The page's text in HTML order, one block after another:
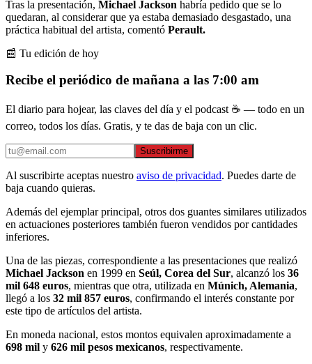
Tras la presentación, Michael Jackson habría pedido que se lo
quedaran, al considerar que ya estaba demasiado desgastado, una
práctica habitual del artista, comentó Perault.
📰 Tu edición de hoy
Recibe el periódico de mañana a las 7:00 am
El diario para hojear, las claves del día y el podcast ☕ — todo en un
correo, todos los días. Gratis, y te das de baja con un clic.
Suscribirme
Al suscribirte aceptas nuestro aviso de privacidad. Puedes darte de
baja cuando quieras.
Además del ejemplar principal, otros dos guantes similares utilizados
en actuaciones posteriores también fueron vendidos por cantidades
inferiores.
Una de las piezas, correspondiente a las presentaciones que realizó
Michael Jackson en 1999 en Seúl, Corea del Sur, alcanzó los 36
mil 648 euros, mientras que otra, utilizada en Múnich, Alemania,
llegó a los 32 mil 857 euros, confirmando el interés constante por
este tipo de artículos del artista.
En moneda nacional, estos montos equivalen aproximadamente a
698 mil y 626 mil pesos mexicanos, respectivamente.